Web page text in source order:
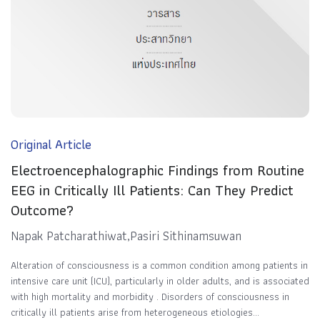
Original Article
Electroencephalographic Findings from Routine
EEG in Critically Ill Patients: Can They Predict
Outcome?
Napak Patcharathiwat,Pasiri Sithinamsuwan
Alteration of consciousness is a common condition among patients in
intensive care unit (ICU), particularly in older adults, and is associated
with high mortality and morbidity . Disorders of consciousness in
critically ill patients arise from heterogeneous etiologies...